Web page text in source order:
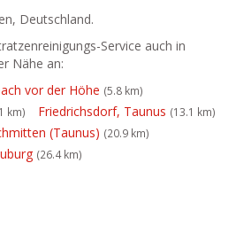
Deutschland.
Service auch in
Nähe an:
vor der Höhe (5.8 km)
km) Friedrichsdorf, Taunus (13.1 km)
(Taunus) (20.9 km)
(26.4 km)